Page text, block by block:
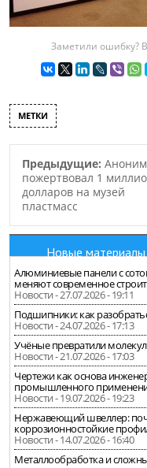
Заметили ошибку?
МЕТКИ
Предыдущие: Аноним
пожертвовал 1
долларов на музей
пластмасс
Новые материалы
Алюминиевые панели с
меняют современное
Новости - 27.07.2026 - 19:11
Подшипники: как
Новости - 24.07.2026 - 17:13
Учёные превратили
Новости - 21.07.2026 - 17:03
Чертежи как основа
промышленного
Новости - 19.07.2026 - 19:23
Нержавеющий швеллер:
коррозионностойкие
Новости - 14.07.2026 - 16:40
Металлообработка и